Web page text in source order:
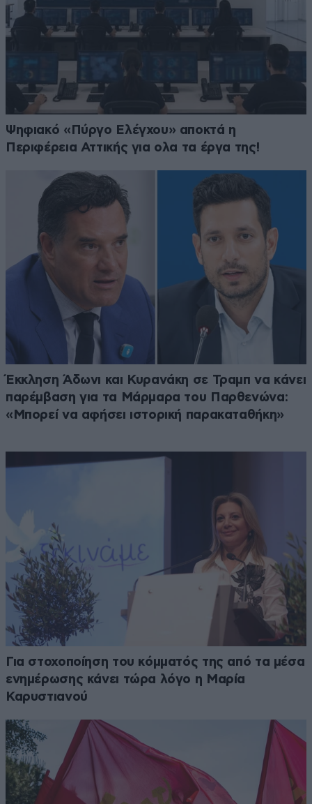
Ψηφιακό «Πύργο Ελέγχου» αποκτά η
Περιφέρεια Αττικής για ολα τα έργα της!
Έκκληση Άδωνι και Κυρανάκη σε Τραμπ να κάνει
παρέμβαση για τα Μάρμαρα του Παρθενώνα:
«Μπορεί να αφήσει ιστορική παρακαταθήκη»
Για στοχοποίηση του κόμματός της από τα μέσα
ενημέρωσης κάνει τώρα λόγο η Μαρία
Καρυστιανού